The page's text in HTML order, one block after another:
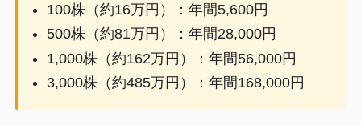
100株（約16万円）：年間5,600円
500株（約81万円）：年間28,000円
1,000株（約162万円）：年間56,000円
3,000株（約485万円）：年間168,000円